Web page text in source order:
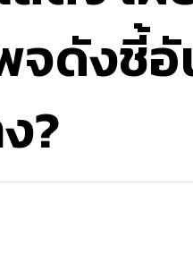
จดังชี้
?